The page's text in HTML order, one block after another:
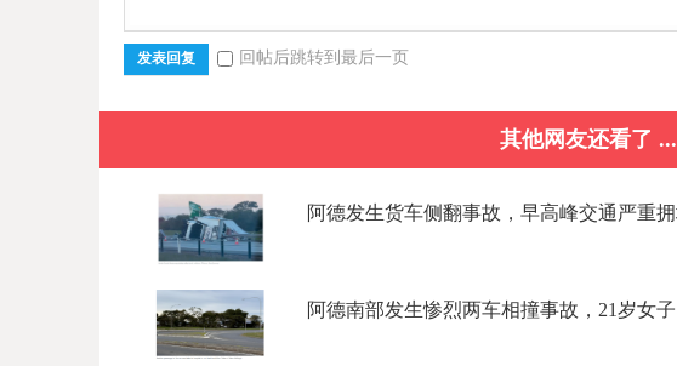
发表回复 回帖后跳转到最后一页
其他网友还看了 ...
阿德发生货车侧翻事故，早高峰交通严重
阿德南部发生惨烈两车相撞事故，21岁女